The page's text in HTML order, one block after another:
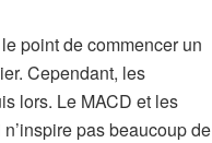
point de commencer un
Cependant, les
lors. Le MACD et les
pas beaucoup de